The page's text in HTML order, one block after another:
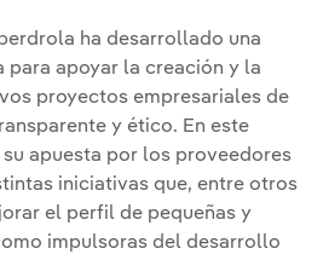
ha desarrollado una
para apoyar la creación y la
proyectos empresariales de
y ético. En este
apuesta por los proveedores
iniciativas que, entre otros
el perfil de pequeñas y
impulsoras del desarrollo